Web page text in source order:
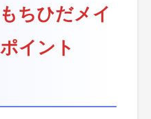
ちひだメイ
イント